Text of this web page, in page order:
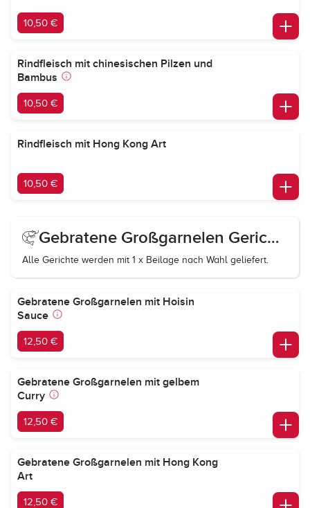
10,50 €
Rindfleisch mit chinesischen Pilzen und
Bambus
10,50 €
Rindfleisch mit Hong Kong Art
10,50 €
Gebratene Großgarnelen Gerichte
Alle Gerichte werden mit 1 x Beilage nach Wahl geliefert.
Gebratene Großgarnelen mit Hoisin
Sauce
12,50 €
Gebratene Großgarnelen mit gelbem
Curry
12,50 €
Gebratene Großgarnelen mit Hong Kong
Art
12,50 €